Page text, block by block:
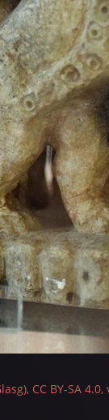
CC BY-SA